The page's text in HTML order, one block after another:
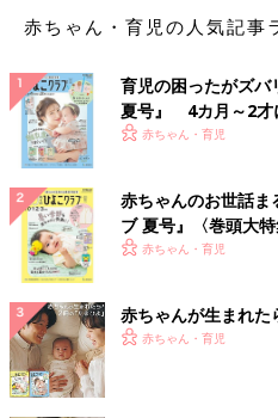
赤ちゃん・育児の人気記事
育児の困ったがズバ
夏号』 4カ月～2才
いっぱい！
赤ちゃん・育児
赤ちゃんのお世話ま
ブ 夏号』〈巻頭大
く！ おっぱい・ミ
赤ちゃん・育児
赤ちゃんが生まれた
赤ちゃん・育児